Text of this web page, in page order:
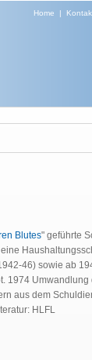
Home |
Blutes" geführte
46) sowie ab
1974
aus dem
HLFL